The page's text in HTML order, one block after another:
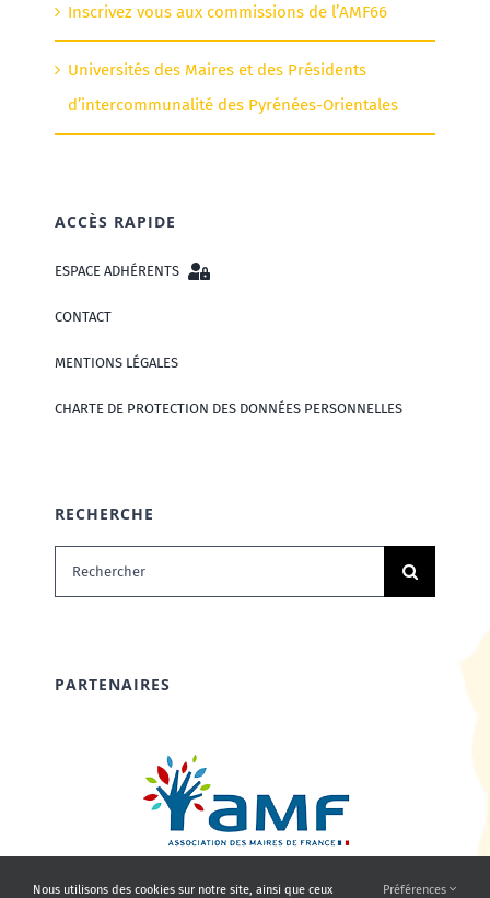
Inscrivez vous aux commissions de l’AMF66
Universités des Maires et des Présidents
d’intercommunalité des Pyrénées-Orientales
ACCÈS RAPIDE
ESPACE ADHÉRENTS
CONTACT
MENTIONS LÉGALES
CHARTE DE PROTECTION DES DONNÉES PERSONNELLES
RECHERCHE
Rechercher:
PARTENAIRES
Nous utilisons des cookies sur notre site, ainsi que ceux Préférences